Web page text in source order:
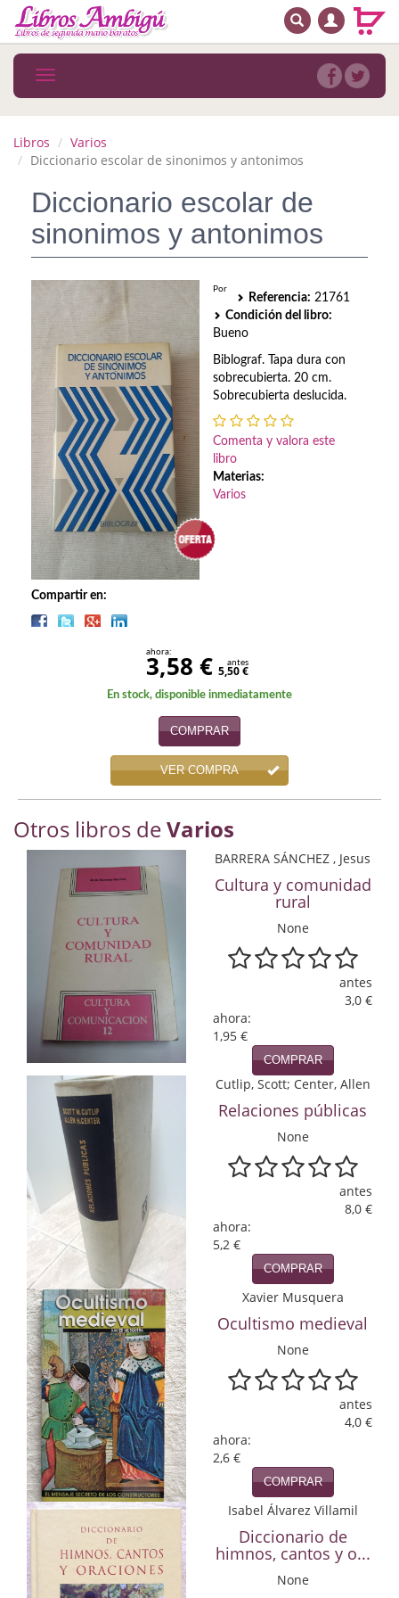
MENÚ PRINCIPAL
Novedades
Arte
Autoayuda. Conocimiento personal
Autoayuda. Crecimiento personal
Biografías
Ciencia ficción
Cuentos y relatos
Deportes
Discos deVinilo. LP
Enciclopedias
Ensayo
Ensayo literario
Filosofía
Física y Química
Física y química
Guerra Civil Española
Historia
Infantil y juvenil
Infantil y juvenil. Nuevo!!
Infantil y juvenil. Nuevo!!!
Informática
Literatura fantástica
Literatura hispanoamericana
Local
Mafia y espionaje
Matemáticas
Medicina
Música
BUSCAR
Toggle
navigation
Libros
Varios
Diccionario escolar de sinonimos y antonimos
Diccionario escolar de
sinonimos y antonimos
Compartir en:
Por
Referencia: 21761
Condición del libro:
Bueno
Biblograf. Tapa dura con
sobrecubierta. 20 cm.
Sobrecubierta deslucida.
Comenta y valora este
libro
Materias:
Varios
ahora:
3,58 € antes
5,50 €
En stock, disponible inmediatamente
COMPRAR
VER COMPRA
Otros libros deVarios
BARRERA SÁNCHEZ , Jesus
Cultura y comunidad
rural
None
antes
3,0 €
ahora:
1,95 €
COMPRAR
Cutlip, Scott; Center, Allen
Relaciones públicas
None
antes
8,0 €
ahora:
5,2 €
COMPRAR
Xavier Musquera
Ocultismo medieval
None
antes
4,0 €
ahora:
2,6 €
COMPRAR
Isabel Álvarez Villamil
Diccionario de
himnos, cantos y o...
None